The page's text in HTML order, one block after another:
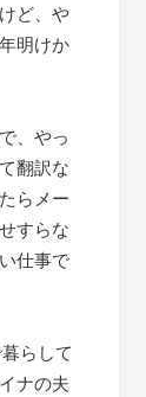
ど、や
明けか
、やっ
翻訳な
らメー
すらな
仕事で
らして
ナの夫